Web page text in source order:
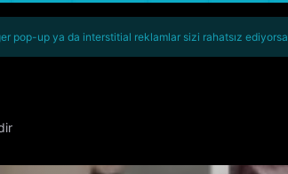
pop-up ya da interstitial reklamlar sizi rahatsız ediyorsa